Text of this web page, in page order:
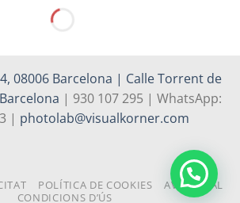
54,75€
08006 Barcelona | Calle Torrent de
| 930 107 295 | WhatsApp:
| photolab@visualkorner.com
POLÍTICA DE COOKIES
AVÍS LEGAL
CONDICIONS D’ÚS